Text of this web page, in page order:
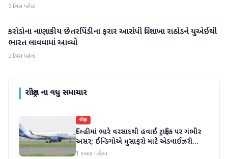
2 દિવસ પહેલા
રાષ્ટ્રીય
કરોડોના નાણાકીય છેતરપિંડીના ફરાર આરોપી વિશાખા રાઠોડને યુએઈથી
ભારત લાવવામાં આવ્યો
2 દિવસ પહેલા
રાષ્ટ્રીયના વધુ સમાચાર
રાષ્ટ્રીય
દિલ્હીમાં ભારે વરસાદથી હવાઈ ટ્રાફિક પર ગંભીર
અસર; ઈન્ડિગોએ મુસાફરો માટે એડવાઈઝરી
જાહેર કરી
1 કલાક પહેલા